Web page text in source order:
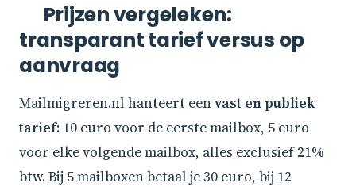
Prijzen vergeleken:
transparant tarief versus op
aanvraag
Mailmigreren.nl hanteert eenvast en publiek
tarief: 10 euro voor de eerste mailbox, 5 euro
voor elke volgende mailbox, alles exclusief 21%
btw. Bij 5 mailboxen betaal je 30 euro, bij 12